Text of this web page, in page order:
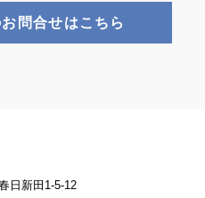
問合せはこちら
日新田1-5-12